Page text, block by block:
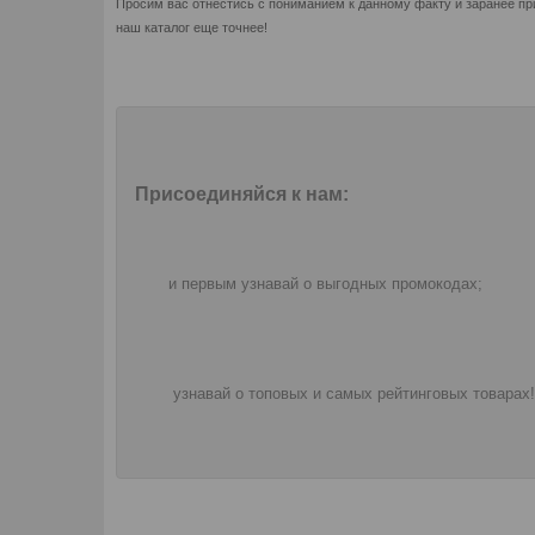
Просим вас отнестись с пониманием к данному факту и заранее
наш каталог еще точнее!
Присоединяйся к нам:
и первым узнавай о выгодных промокодах;
узнавай о топовых и самых рейтинговых товарах!